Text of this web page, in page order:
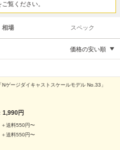
ご覧ください。
相場 スペック
価格の安い順
ゲージダイキャストスケールモデル No.33」
1,990円
＋送料550円〜
＋送料550円〜